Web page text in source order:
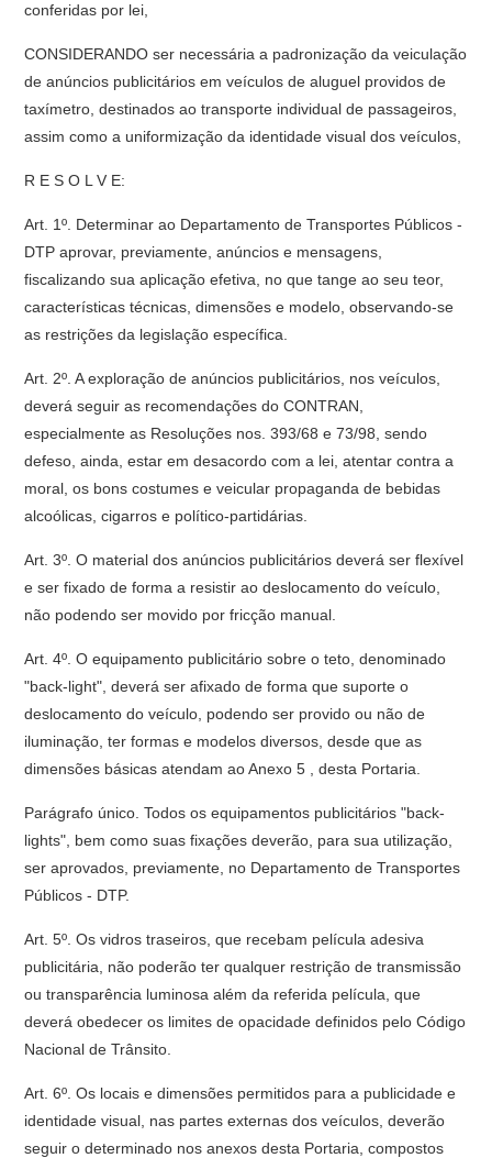
conferidas por lei,
CONSIDERANDO ser necessária a padronização da veiculação
de anúncios publicitários em veículos de aluguel providos de
taxímetro, destinados ao transporte individual de passageiros,
assim como a uniformização da identidade visual dos veículos,
R E S O L V E:
Art. 1º. Determinar ao Departamento de Transportes Públicos -
DTP aprovar, previamente, anúncios e mensagens,
fiscalizando sua aplicação efetiva, no que tange ao seu teor,
características técnicas, dimensões e modelo, observando-se
as restrições da legislação específica.
Art. 2º. A exploração de anúncios publicitários, nos veículos,
deverá seguir as recomendações do CONTRAN,
especialmente as Resoluções nos. 393/68 e 73/98, sendo
defeso, ainda, estar em desacordo com a lei, atentar contra a
moral, os bons costumes e veicular propaganda de bebidas
alcoólicas, cigarros e político-partidárias.
Art. 3º. O material dos anúncios publicitários deverá ser flexível
e ser fixado de forma a resistir ao deslocamento do veículo,
não podendo ser movido por fricção manual.
Art. 4º. O equipamento publicitário sobre o teto, denominado
"back-light", deverá ser afixado de forma que suporte o
deslocamento do veículo, podendo ser provido ou não de
iluminação, ter formas e modelos diversos, desde que as
dimensões básicas atendam ao Anexo 5 , desta Portaria.
Parágrafo único. Todos os equipamentos publicitários "back-
lights", bem como suas fixações deverão, para sua utilização,
ser aprovados, previamente, no Departamento de Transportes
Públicos - DTP.
Art. 5º. Os vidros traseiros, que recebam película adesiva
publicitária, não poderão ter qualquer restrição de transmissão
ou transparência luminosa além da referida película, que
deverá obedecer os limites de opacidade definidos pelo Código
Nacional de Trânsito.
Art. 6º. Os locais e dimensões permitidos para a publicidade e
identidade visual, nas partes externas dos veículos, deverão
seguir o determinado nos anexos desta Portaria, compostos